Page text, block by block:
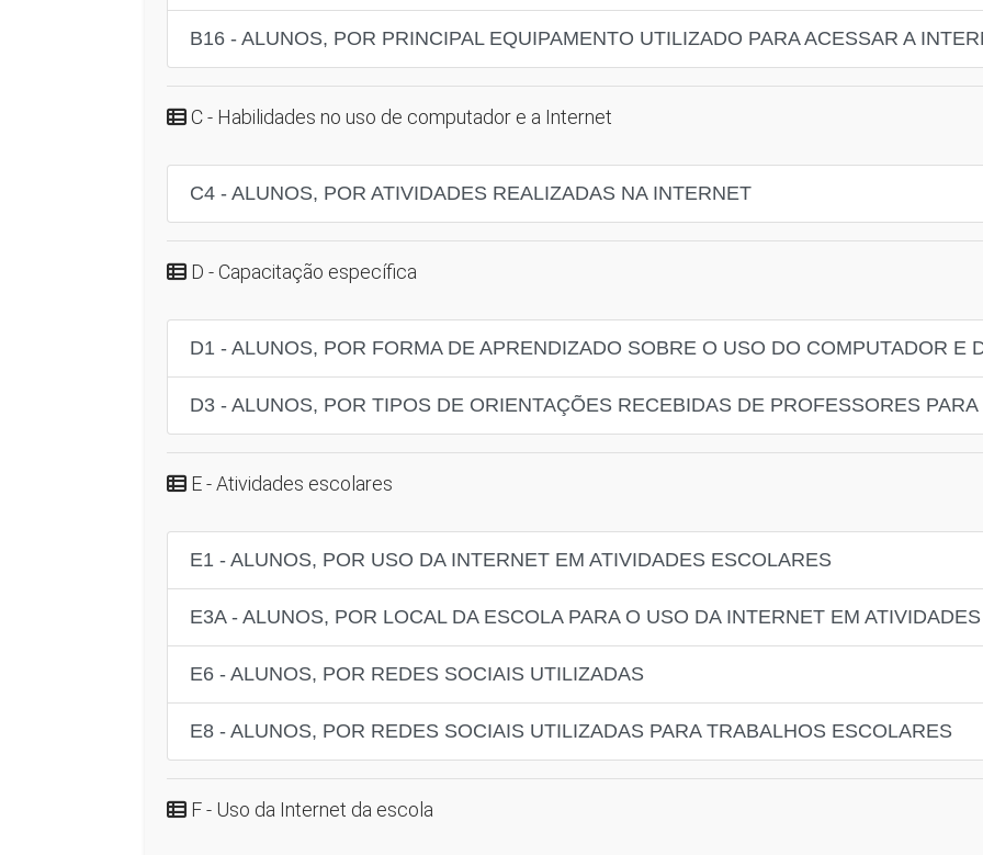
B16 - ALUNOS, POR PRINCIPAL EQUIPAMENTO UTILIZADO PARA ACESSAR A
C - Habilidades no uso de computador e a Internet
C4 - ALUNOS, POR ATIVIDADES REALIZADAS NA INTERNET
D - Capacitação específica
D1 - ALUNOS, POR FORMA DE APRENDIZADO SOBRE O USO DO COMPUTADOR E
D3 - ALUNOS, POR TIPOS DE ORIENTAÇÕES RECEBIDAS DE PROFESSORES
E - Atividades escolares
E1 - ALUNOS, POR USO DA INTERNET EM ATIVIDADES ESCOLARES
E3A - ALUNOS, POR LOCAL DA ESCOLA PARA O USO DA INTERNET EM
E6 - ALUNOS, POR REDES SOCIAIS UTILIZADAS
E8 - ALUNOS, POR REDES SOCIAIS UTILIZADAS PARA TRABALHOS ESCOLARES
F - Uso da Internet da escola